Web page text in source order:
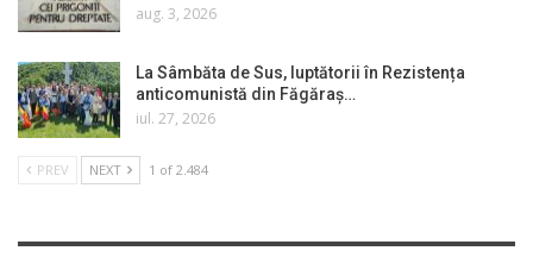
aug. 3, 2026
La Sâmbăta de Sus, luptătorii în Rezistența
anticomunistă din Făgăraș…
iul. 27, 2026
PREV NEXT 1 of 2.484